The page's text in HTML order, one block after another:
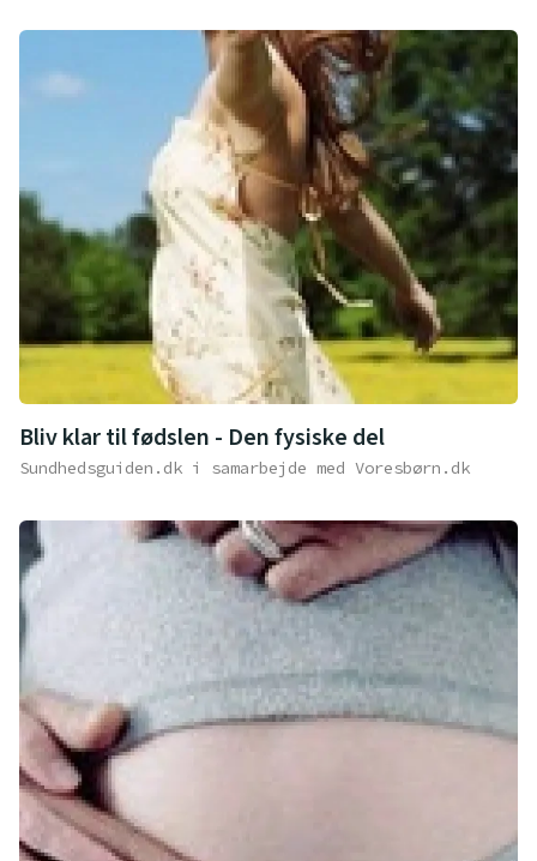
Bliv klar til fødslen - Den fysiske del
Sundhedsguiden.dk i samarbejde med Voresbørn.dk